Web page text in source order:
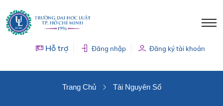
Hỗ trợ Đăng nhập Đăng ký tài khoản
Trang Chủ Tài Nguyên Số